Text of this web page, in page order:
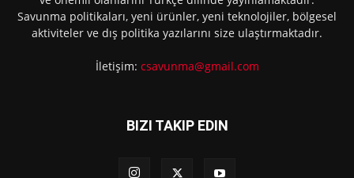
Savunma politikaları, yeni ürünler, yeni teknolojiler, bölgesel
aktiviteler ve dış politika yazılarını size ulaştırmaktadır.
İletişim: csavunma@gmail.com
BIZI TAKIP EDIN